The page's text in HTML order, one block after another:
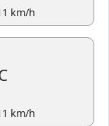
km/h
km/h